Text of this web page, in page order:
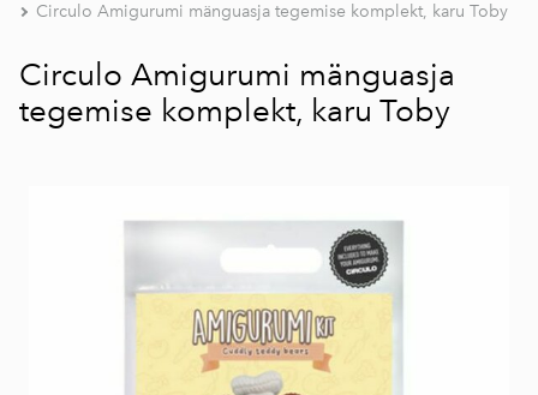
Circulo Amigurumi mänguasja tegemise komplekt, karu Toby
Circulo Amigurumi mänguasja
tegemise komplekt, karu Toby